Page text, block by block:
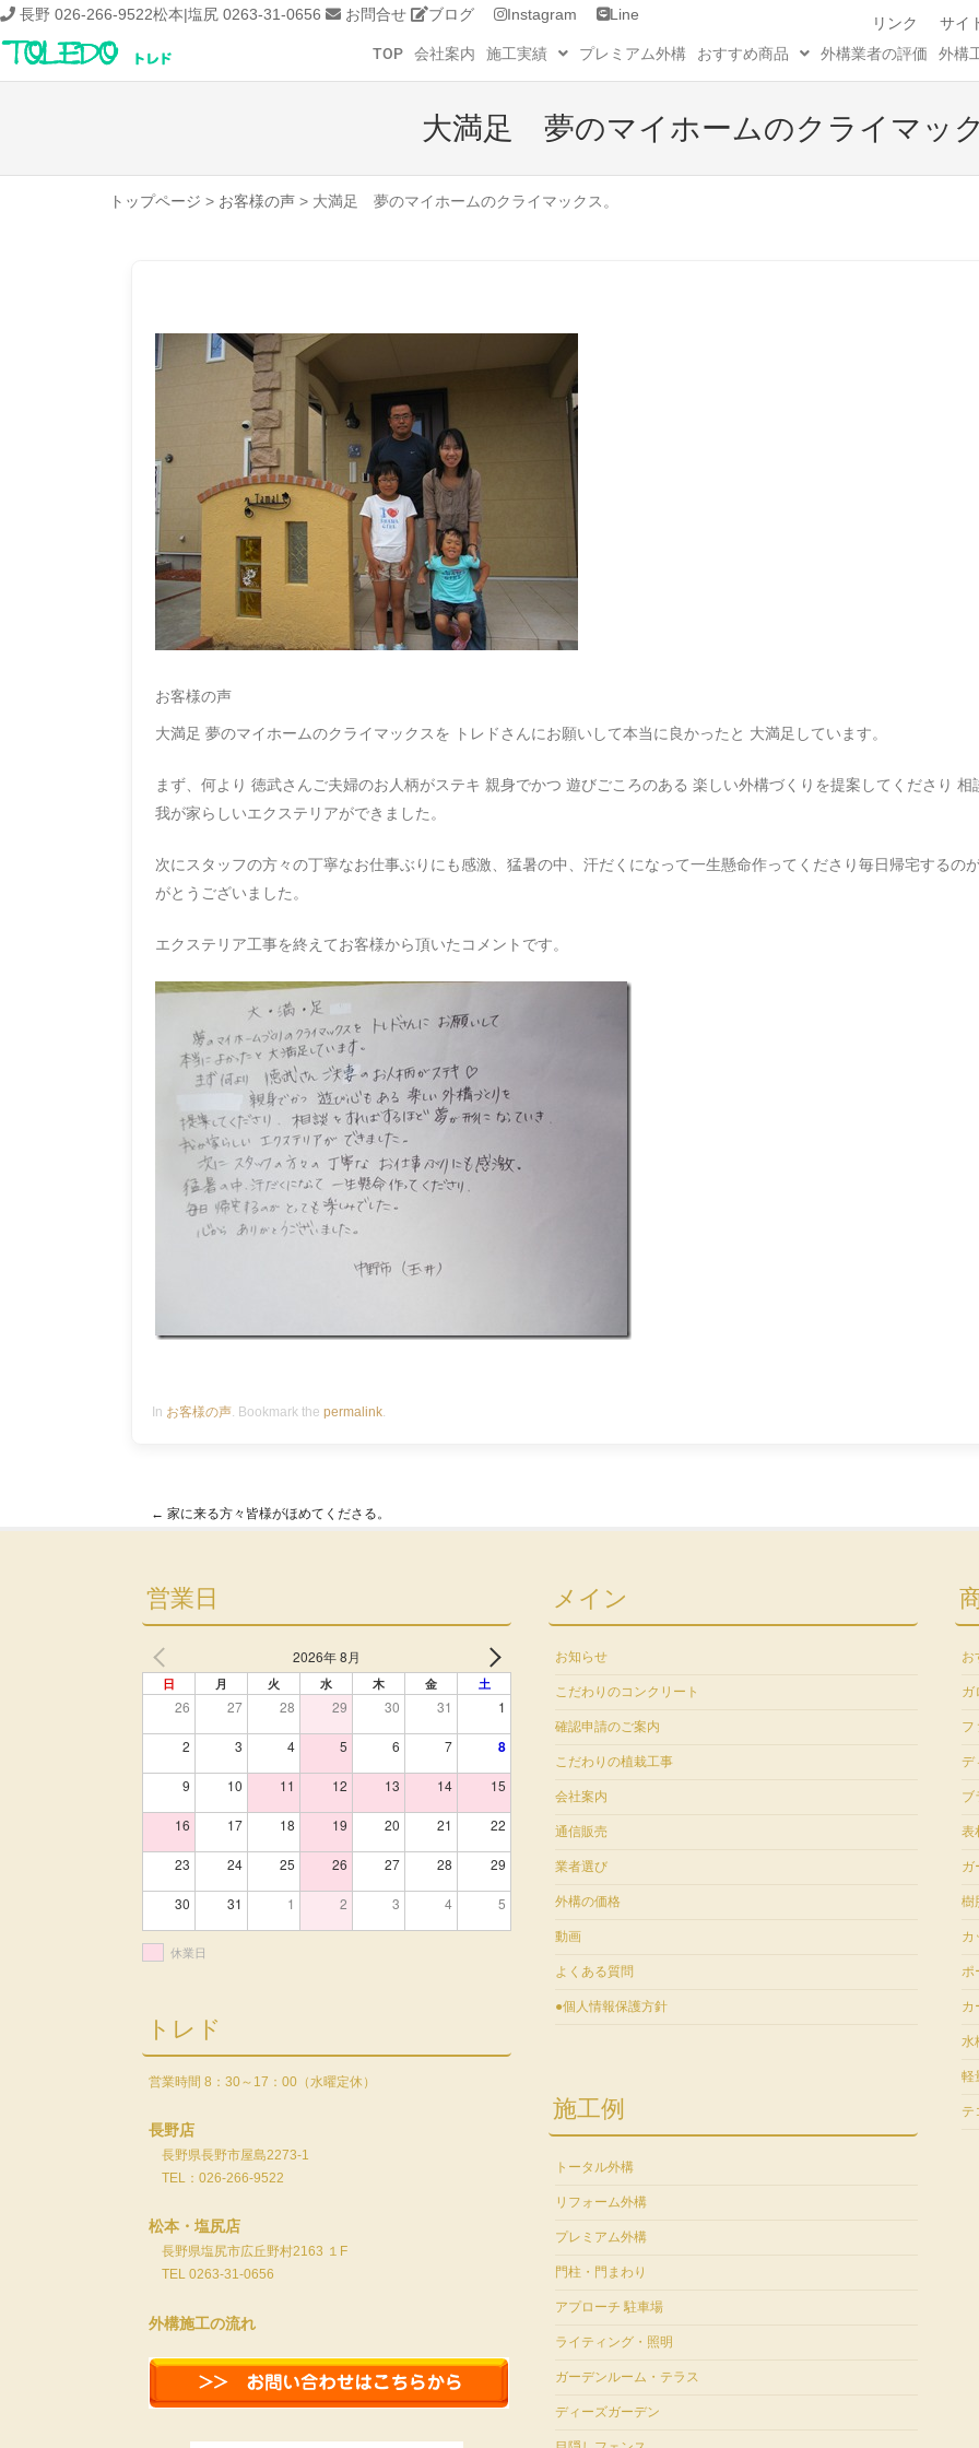
長野 026-266-9522松本|塩尻 0263-31-0656 お問合せ ブログ Instagram Line サイ
リンク
TOP
会社案内 施工実績 プレミアム外構 おすすめ商品 外構業者の評価 外構
大満足 夢のマイホームのクライマッ
トップページ > お客様の声 > 大満足 夢のマイホームのクライマックス。
お客様の声
大満足 夢のマイホームのクライマックスを トレドさんにお願いして本当に良かったと 大満足しています。
まず、何より 徳武さんご夫婦のお人柄がステキ 親身でかつ 遊びごころのある 楽しい外構づくりを提案してくださり
我が家らしいエクステリアができました。
次にスタッフの方々の丁寧なお仕事ぶりにも感激、猛暑の中、汗だくになって一生懸命作ってくださり毎日帰宅するの
がとうございました。
エクステリア工事を終えてお客様から頂いたコメントです。
In お客様の声. Bookmark the permalink.
← 家に来る方々皆様がほめてくださる。
営業日
2026年 8月
日 月 火 水 木 金 土
26 27 28 29 30 31 1
2 3 4 5 6 7 8
9 10 11 12 13 14 15
16 17 18 19 20 21 22
23 24 25 26 27 28 29
30 31 1 2 3 4 5
休業日
トレド
営業時間 8：30～17：00（水曜定休）
長野店
長野県長野市屋島2273-1
TEL：026-266-9522
松本・塩尻店
長野県塩尻市広丘野村2163 １F
TEL 0263-31-0656
外構施工の流れ
メイン
お知らせ
こだわりのコンクリート
確認申請のご案内
こだわりの植栽工事
会社案内
通信販売
業者選び
外構の価格
動画
よくある質問
●個人情報保護方針
施工例
トータル外構
リフォーム外構
プレミアム外構
門柱・門まわり
アプローチ 駐車場
ライティング・照明
ガーデンルーム・テラス
ディーズガーデン
お
ガ
フ
デ
ブ
表
ガ
樹
カ
ポ
カ
水
軽
テ